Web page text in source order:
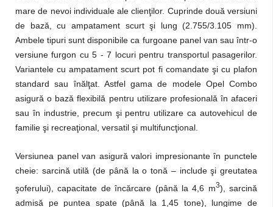
mare de nevoi individuale ale clienţilor. Cuprinde două versiuni
de bază, cu ampatament scurt şi lung (2.755/3.105 mm).
Ambele tipuri sunt disponibile ca furgoane panel van sau într-o
versiune furgon cu 5 - 7 locuri pentru transportul pasagerilor.
Variantele cu ampatament scurt pot fi comandate şi cu plafon
standard sau înălţat. Astfel gama de modele Opel Combo
asigură o bază flexibilă pentru utilizare profesională în afaceri
sau în industrie, precum şi pentru utilizare ca autovehicul de
familie şi recreaţional, versatil şi multifuncţional.
Versiunea panel van asigură valori impresionante în punctele
cheie: sarcină utilă (de până la o tonă – include şi greutatea
şoferului), capacitate de încărcare (până la 4,6 m3), sarcină
admisă pe puntea spate (până la 1,45 tone), lungime de